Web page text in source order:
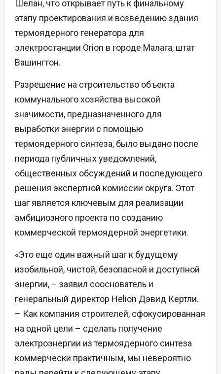
Шелан, что открывает путь к финальному
этапу проектирования и возведению здания
термоядерного генератора для
электростанции Orion в городе Малага, штат
Вашингтон.
Разрешение на строительство объекта
коммунального хозяйства высокой
значимости, предназначенного для
выработки энергии с помощью
термоядерного синтеза, было выдано после
периода публичных уведомлений,
общественных обсуждений и последующего
решения экспертной комиссии округа. Этот
шаг является ключевым для реализации
амбициозного проекта по созданию
коммерческой термоядерной энергетики.
«Это еще один важный шаг к будущему
изобильной, чистой, безопасной и доступной
энергии, – заявил сооснователь и
генеральный директор Helion Дэвид Кертли.
– Как компания строителей, сфокусированная
на одной цели – сделать получение
электроэнергии из термоядерного синтеза
коммерчески практичным, мы невероятно